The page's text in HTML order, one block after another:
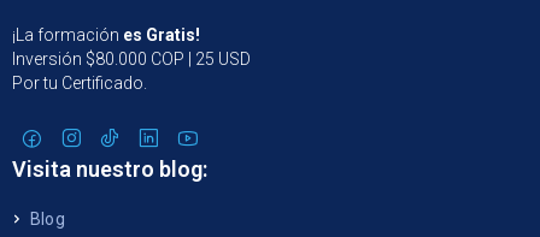
¡La formación es Gratis!
Inversión $80.000 COP | 25 USD
Por tu Certificado.
Visita nuestro blog:
Blog